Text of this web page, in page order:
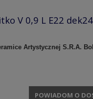
V 0,9 L E22
Artystycznej S.R.A.
POWIADOM O